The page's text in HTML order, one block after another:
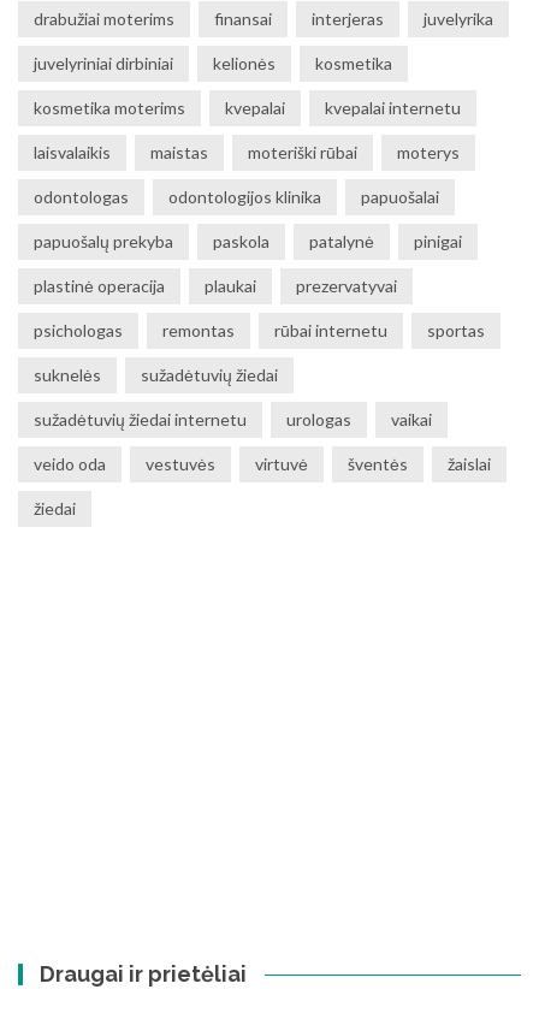
drabužiai moterims finansai interjeras juvelyrika
juvelyriniai dirbiniai kelionės kosmetika
kosmetika moterims kvepalai kvepalai internetu
laisvalaikis maistas moteriški rūbai moterys
odontologas odontologijos klinika papuošalai
papuošalų prekyba paskola patalynė pinigai
plastinė operacija plaukai prezervatyvai
psichologas remontas rūbai internetu sportas
suknelės sužadėtuvių žiedai
sužadėtuvių žiedai internetu urologas vaikai
veido oda vestuvės virtuvė šventės žaislai
žiedai
Draugai ir prietėliai